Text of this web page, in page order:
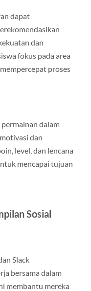
dapat
dan
fokus pada area
proses
dalam
dan
level, dan lencana
mencapai tujuan
Sosial
Slack
bersama dalam
membantu mereka